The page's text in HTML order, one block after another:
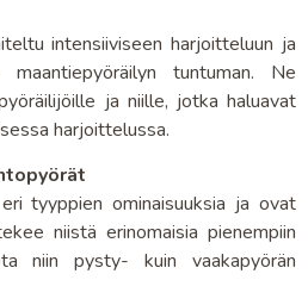
intensiiviseen harjoitteluun ja
tuntuman. Ne
ja niille, jotka haluavat
harjoittelussa.
tyyppien ominaisuuksia ja ovat
niistä erinomaisia pienempiin
niin pysty- kuin vaakapyörän